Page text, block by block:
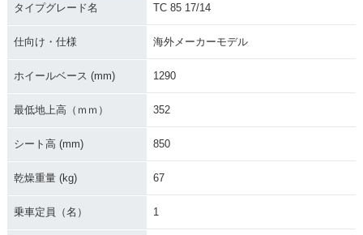
タイプグレード名 TC 85 17/14
仕向け・仕様 海外メーカーモデル
ホイールベース (mm) 1290
最低地上高（ｍｍ） 352
シート高 (mm) 850
乾燥重量 (kg) 67
乗車定員（名） 1